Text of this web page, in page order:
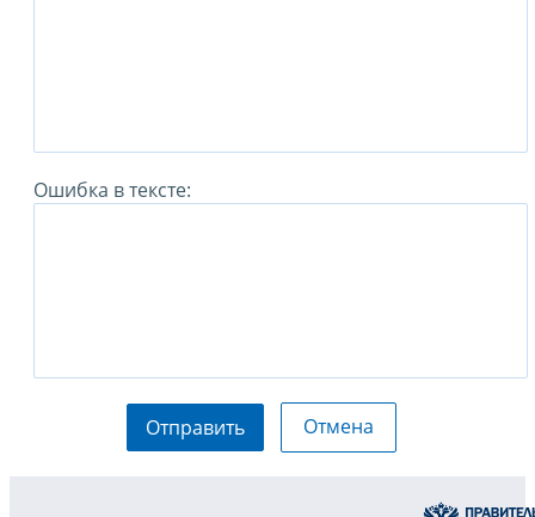
Ошибка в тексте:
Отправить Отмена